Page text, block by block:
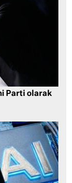
Parti olarak